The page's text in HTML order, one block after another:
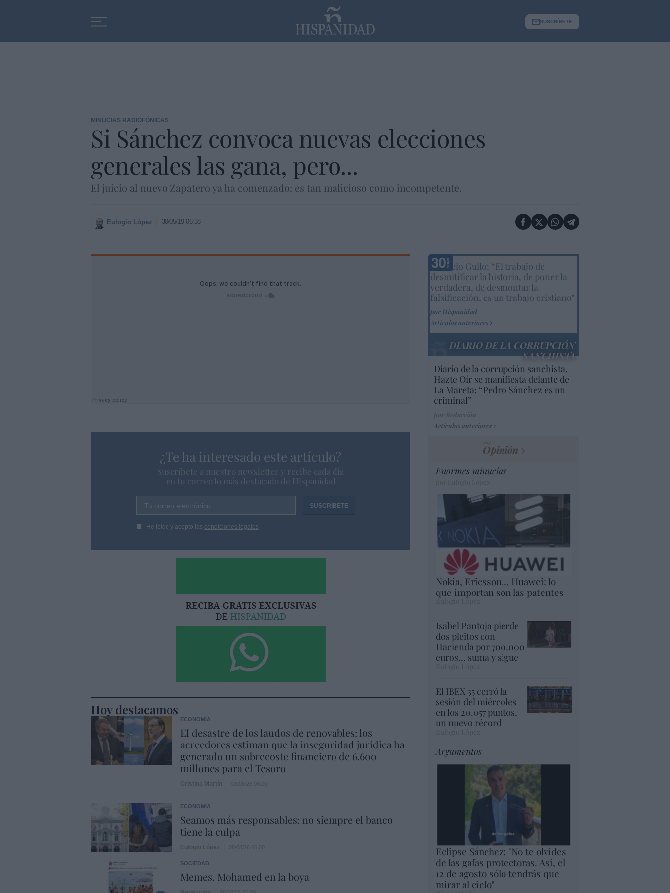
SUSCRÍBETE
MINUCIAS RADIOFÓNICAS
Si Sánchez convoca nuevas elecciones
generales las gana, pero...
El juicio al nuevo Zapatero ya ha comenzado: es tan malicioso como incompetente.
Eulogio López 30/05/19 06:38
¿Te ha interesado este artículo?
Suscríbete a nuestro newsletter y recibe cada dia
en tu correo lo más destacado de Hispanidad
Tu correo electrónico...
He leído y acepto las condiciones legales
Hoy destacamos
ECONOMÍA
El desastre de los laudos de renovables: los
acreedores estiman que la inseguridad jurídica ha
generado un sobrecoste financiero de 6.600
millones para el Tesoro
ECONOMÍA
Seamos más responsables: no siempre el banco
tiene la culpa
SOCIEDAD
Memes. Mohamed en la boya
Marcelo Gullo: “El trabajo de
desmitificar la historia, de poner la
verdadera, de desmontar la
falsificación, es un trabajo cristiano"
por Hispanidad
Artículos anteriores
DIARIO DE LA CORRUPCIÓN
SANCHISTA
Diario de la corrupción sanchista.
Hazte Oír se manifiesta delante de
La Mareta: “Pedro Sánchez es un
criminal”
Artículos anteriores
Opinión
Enormes minucias
Nokia, Ericsson... Huawei: lo
que importan son las patentes
Eulogio López
Isabel Pantoja pierde
dos pleitos con
Hacienda por 700.000
euros... suma y sigue
El IBEX 35 cerró la
sesión del miércoles
en los 20.057 puntos,
un nuevo récord
Argumentos
Eclipse Sánchez: "No te olvides
de las gafas protectoras. Así, el
12 de agosto sólo tendrás que
mirar al cielo"